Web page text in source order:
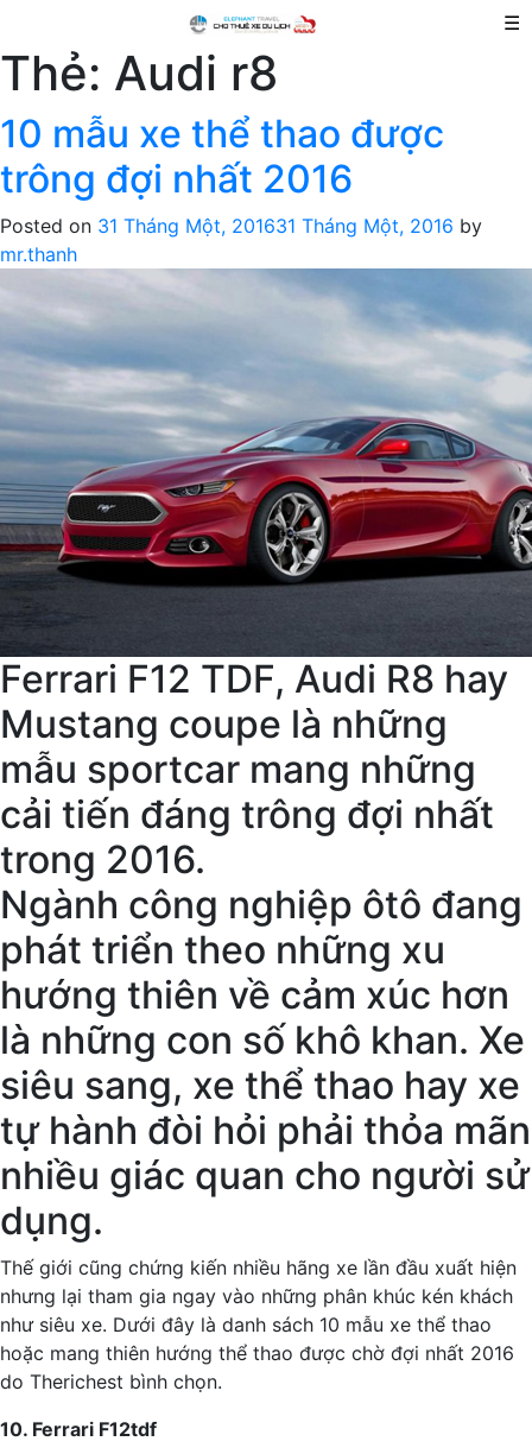
☰
Thẻ: Audi r8
10 mẫu xe thể thao được
trông đợi nhất 2016
Posted on 31 Tháng Một, 201631 Tháng Một, 2016 by
mr.thanh
Ferrari F12 TDF, Audi R8 hay
Mustang coupe là những
mẫu sportcar mang những
cải tiến đáng trông đợi nhất
trong 2016.
Ngành công nghiệp ôtô đang
phát triển theo những xu
hướng thiên về cảm xúc hơn
là những con số khô khan. Xe
siêu sang, xe thể thao hay xe
tự hành đòi hỏi phải thỏa mãn
nhiều giác quan cho người sử
dụng.
Thế giới cũng chứng kiến nhiều hãng xe lần đầu xuất hiện
nhưng lại tham gia ngay vào những phân khúc kén khách
như siêu xe. Dưới đây là danh sách 10 mẫu xe thể thao
hoặc mang thiên hướng thể thao được chờ đợi nhất 2016
do Therichest bình chọn.
10. Ferrari F12tdf